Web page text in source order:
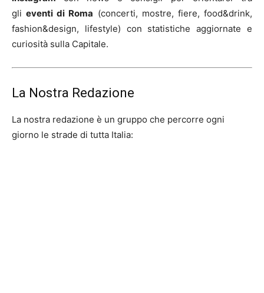
glieventi di Roma (concerti, mostre, fiere, food&drink,
fashion&design, lifestyle) con statistiche aggiornate e
curiosità sulla Capitale.
La Nostra Redazione
La nostra redazione è un gruppo che percorre ogni
giorno le strade di tutta Italia: